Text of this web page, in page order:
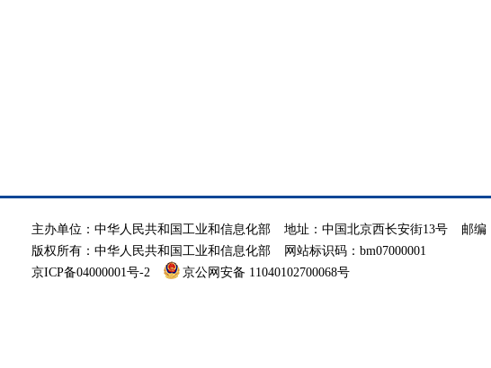
主办单位：中华人民共和国工业和信息化部 地址：中国北京西长安街13号
邮编
版权所有：中华人民共和国工业和信息化部
网站标识码：bm07000001
京ICP备04000001号-2
京公网安备 11040102700068号